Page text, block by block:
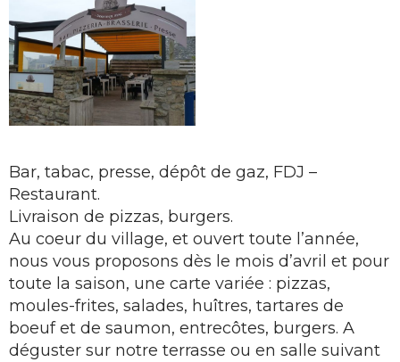
Bar, tabac, presse, dépôt de gaz, FDJ –
Restaurant.
Livraison de pizzas, burgers.
Au coeur du village, et ouvert toute l’année,
nous vous proposons dès le mois d’avril et pour
toute la saison, une carte variée : pizzas,
moules-frites, salades, huîtres, tartares de
boeuf et de saumon, entrecôtes, burgers. A
déguster sur notre terrasse ou en salle suivant